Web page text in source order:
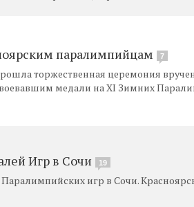
паралимпийцам 7
торжественная церемония
медали на XI Зимних
Игр в Сочи 19
игр в Сочи.